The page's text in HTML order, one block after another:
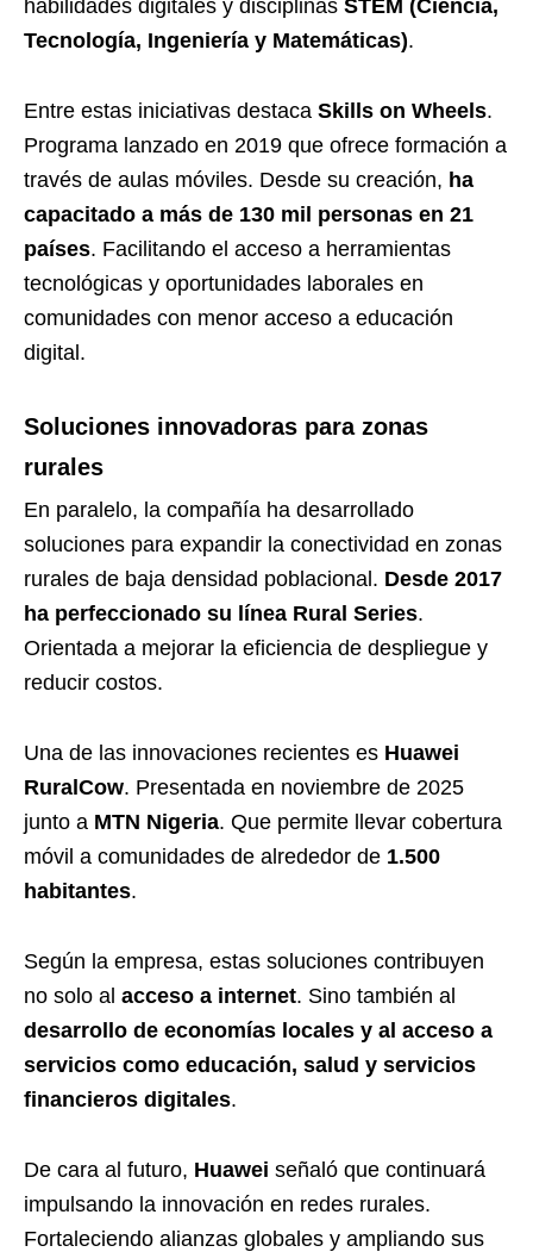
habilidades digitales y disciplinas STEM (Ciencia,
Tecnología, Ingeniería y Matemáticas).
Entre estas iniciativas destaca Skills on Wheels.
Programa lanzado en 2019 que ofrece formación a
través de aulas móviles. Desde su creación, ha
capacitado a más de 130 mil personas en 21
países. Facilitando el acceso a herramientas
tecnológicas y oportunidades laborales en
comunidades con menor acceso a educación
digital.
Soluciones innovadoras para zonas
rurales
En paralelo, la compañía ha desarrollado
soluciones para expandir la conectividad en zonas
rurales de baja densidad poblacional. Desde 2017
ha perfeccionado su línea Rural Series.
Orientada a mejorar la eficiencia de despliegue y
reducir costos.
Una de las innovaciones recientes es Huawei
RuralCow. Presentada en noviembre de 2025
junto a MTN Nigeria. Que permite llevar cobertura
móvil a comunidades de alrededor de 1.500
habitantes.
Según la empresa, estas soluciones contribuyen
no solo al acceso a internet. Sino también al
desarrollo de economías locales y al acceso a
servicios como educación, salud y servicios
financieros digitales.
De cara al futuro, Huawei señaló que continuará
impulsando la innovación en redes rurales.
Fortaleciendo alianzas globales y ampliando sus